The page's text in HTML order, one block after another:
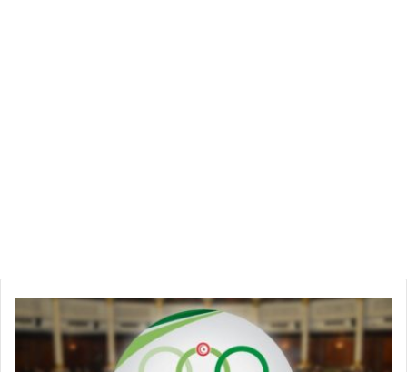
س
ق